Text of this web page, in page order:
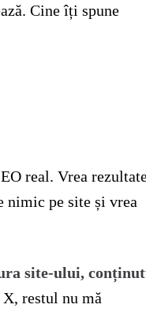
Cine îți spune
real. Vrea
nimic pe site și vrea
site-ului,
restul nu mă